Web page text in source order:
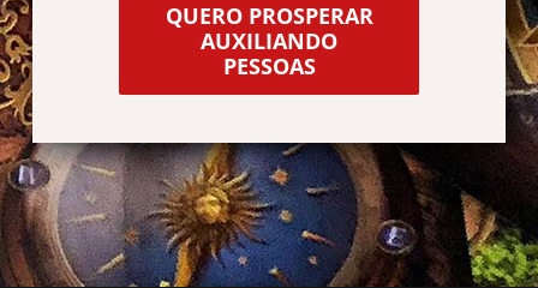
QUERO PROSPERAR
AUXILIANDO
PESSOAS